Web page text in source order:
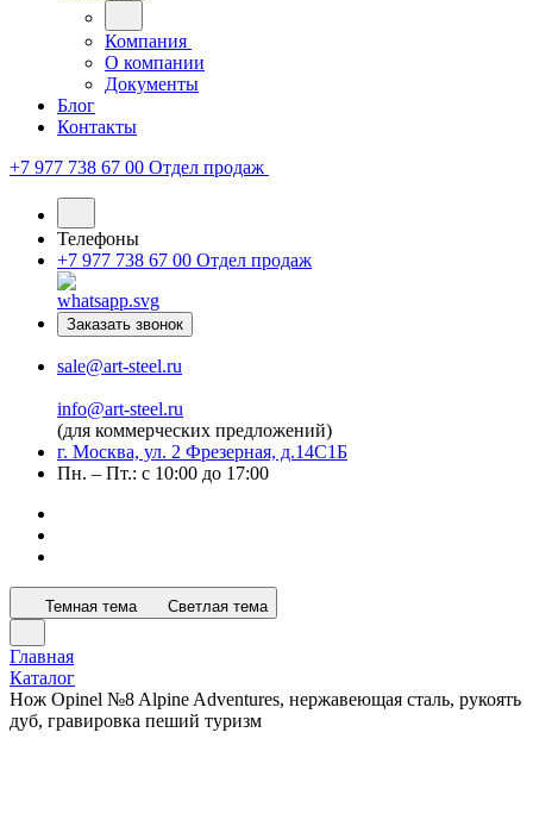
Компания
О компании
Документы
Блог
Контакты
+7 977 738 67 00 Отдел продаж
Телефоны
+7 977 738 67 00 Отдел продаж
Заказать звонок
sale@art-steel.ru
info@art-steel.ru
(для коммерческих предложений)
г. Москва, ул. 2 Фрезерная, д.14С1Б
Пн. – Пт.: с 10:00 до 17:00
Темная тема Светлая тема
Главная
Каталог
Нож Opinel №8 Alpine Adventures, нержавеющая сталь, рукоять
дуб, гравировка пеший туризм